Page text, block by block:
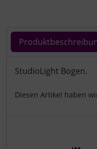
StudioLight Bogen.
Diesen Artikel haben